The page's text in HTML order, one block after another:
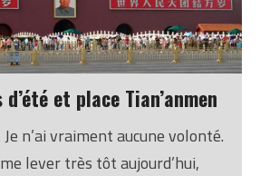
bonnes récoltes. Des prières
puisqu’en cas de
le peuple aurait pensé que les
leur représentant sur
et place Tian’anmen
n’ai vraiment aucune volonté.
me lever très tôt aujourd’hui,